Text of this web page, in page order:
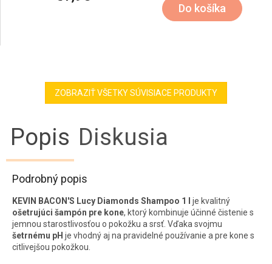
Do košíka
ZOBRAZIŤ VŠETKY SÚVISIACE PRODUKTY
Popis Diskusia
Podrobný popis
KEVIN BACON'S Lucy Diamonds Shampoo 1 l
je kvalitný
ošetrujúci šampón pre kone, ktorý kombinuje účinné čistenie s
jemnou starostlivosťou o pokožku a srsť. Vďaka svojmu
šetrnému pH je vhodný aj na pravidelné používanie a pre kone s
citlivejšou pokožkou.